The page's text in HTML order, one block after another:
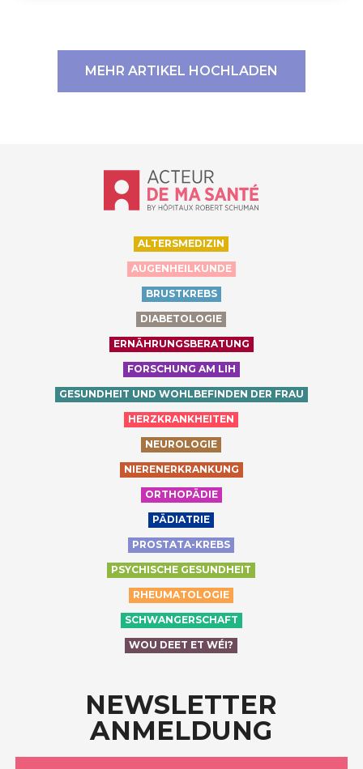
MEHR ARTIKEL HOCHLADEN
Accueil - Acteur de ma santé, by
ALTERSMEDIZIN
AUGENHEILKUNDE
BRUSTKREBS
DIABETOLOGIE
ERNÄHRUNGSBERATUNG
FORSCHUNG AM LIH
GESUNDHEIT UND WOHLBEFINDEN DER FRAU
HERZKRANKHEITEN
NEUROLOGIE
NIERENERKRANKUNG
ORTHOPÄDIE
PÄDIATRIE
PROSTATA-KREBS
PSYCHISCHE GESUNDHEIT
RHEUMATOLOGIE
SCHWANGERSCHAFT
WOU DEET ET WÉI?
NEWSLETTER
ANMELDUNG